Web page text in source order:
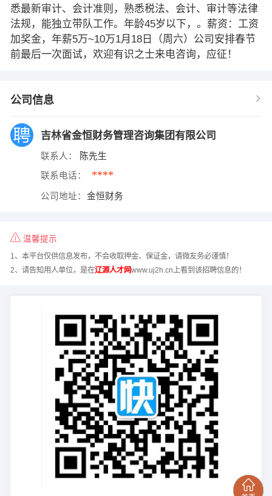
悉最新审计、会计准则，熟悉税法、会计、审计等法律
法规，能独立带队工作。年龄45岁以下，。薪资：工资
加奖金，年薪5万~10万1月18日（周六）公司安排春节
前最后一次面试，欢迎有识之士来电咨询，应征！
公司信息
吉林省金恒财务管理咨询集团有限公司
联系人： 陈先生
联系电话： ****
公司地址： 金恒财务
温馨提示
1、本平台仅供信息发布，不会收取押金、保证金，请微友务必谨慎！
2、请告知用人单位，是在辽源人才网www.uj2h.cn上看到该招聘信息的！